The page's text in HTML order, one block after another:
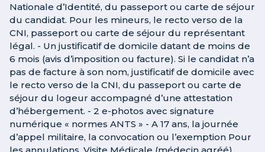
Nationale d’Identité, du passeport ou carte de séjour
du candidat. Pour les mineurs, le recto verso de la
CNI, passeport ou carte de séjour du représentant
légal. - Un justificatif de domicile datant de moins de
6 mois (avis d’imposition ou facture). Si le candidat n’a
pas de facture à son nom, justificatif de domicile avec
le recto verso de la CNI, du passeport ou carte de
séjour du logeur accompagné d’une attestation
d’hébergement. - 2 e-photos avec signature
numérique « normes ANTS » - A 17 ans, la journée
d’appel militaire, la convocation ou l’exemption Pour